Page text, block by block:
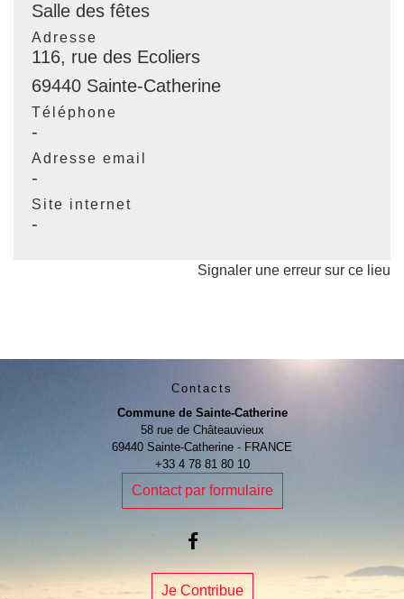
Salle des fêtes
Adresse
116, rue des Ecoliers
69440 Sainte-Catherine
Téléphone
-
Adresse email
-
Site internet
-
Signaler une erreur sur ce lieu
Contacts
Commune de Sainte-Catherine
58 rue de Châteauvieux
69440 Sainte-Catherine - FRANCE
+33 4 78 81 80 10
Contact par formulaire
Je Contribue